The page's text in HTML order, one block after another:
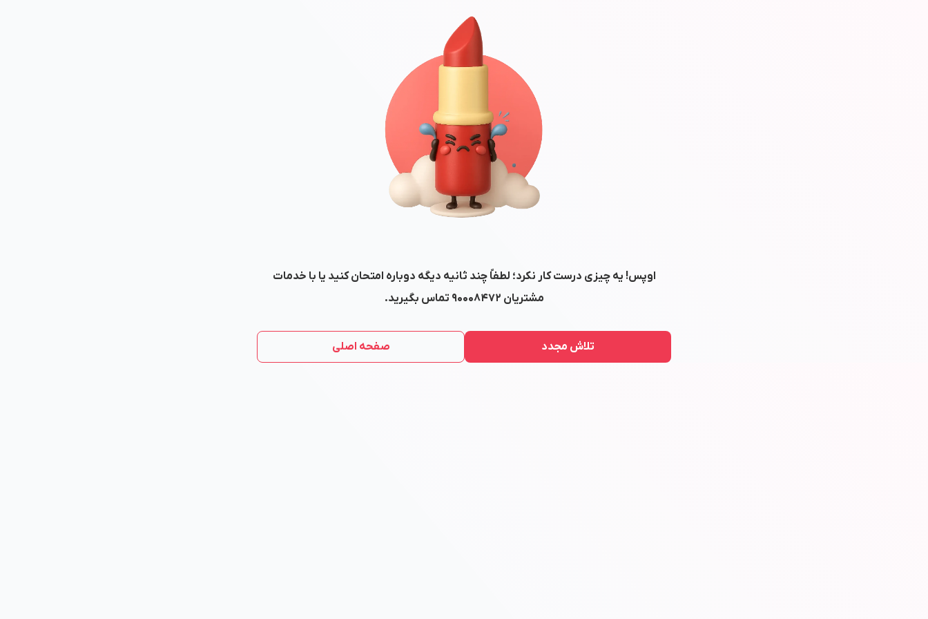
اوپس! یه چیزی درست کار نکرد؛ لطفاً چند ثانیه دیگه دوباره امتحان کنید یا با خدمات
مشتریان ۹۰۰۰۸۴۷۲ تماس بگیرید.
تلاش مجدد صفحه اصلی